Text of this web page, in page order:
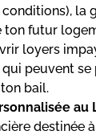
la
ton futur
loyers
peuvent
bail.
au
destinée